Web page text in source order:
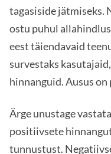
tagasiside jätmiseks.
ostu puhul
eest täiendavaid
survestaks
hinnanguid. Ausus
Ärge unustage
positiivsete
tunnustust.